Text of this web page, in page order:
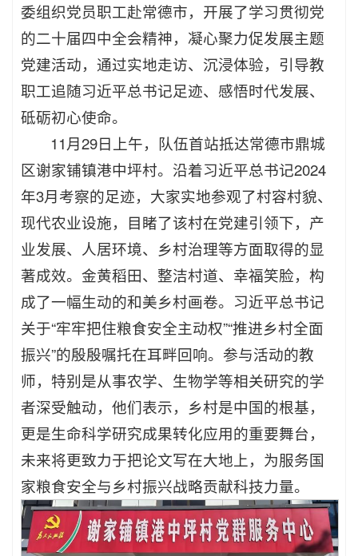
委组织党员职工赴常德市，开展了学习贯彻党
的二十届四中全会精神，凝心聚力促发展主题
党建活动，通过实地走访、沉浸体验，引导教
职工追随习近平总书记足迹、感悟时代发展、
砥砺初心使命。
11月29日上午，队伍首站抵达常德市鼎城
区谢家铺镇港中坪村。沿着习近平总书记2024
年3月考察的足迹，大家实地参观了村容村貌、
现代农业设施，目睹了该村在党建引领下，产
业发展、人居环境、乡村治理等方面取得的显
著成效。金黄稻田、整洁村道、幸福笑脸，构
成了一幅生动的和美乡村画卷。习近平总书记
关于“牢牢把住粮食安全主动权”“推进乡村全面
振兴”的殷殷嘱托在耳畔回响。参与活动的教
师，特别是从事农学、生物学等相关研究的学
者深受触动，他们表示，乡村是中国的根基，
更是生命科学研究成果转化应用的重要舞台，
未来将更致力于把论文写在大地上，为服务国
家粮食安全与乡村振兴战略贡献科技力量。